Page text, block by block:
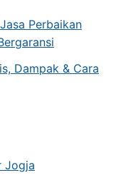
Perbaikan
Dampak & Cara
Jogja